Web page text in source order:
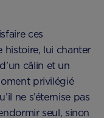
ces
histoire, lui chanter
câlin et un
privilégié
ne s’éternise pas
seul, sinon